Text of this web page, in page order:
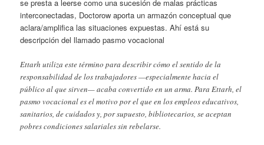
se presta a leerse como una sucesión de malas prácticas
interconectadas, Doctorow aporta un armazón conceptual que
aclara/amplifica las situaciones expuestas. Ahí está su
descripción del llamado pasmo vocacional
Ettarh utiliza este término para describir cómo el sentido de la
responsabilidad de los trabajadores —especialmente hacia el
público al que sirven— acaba convertido en un arma. Para Ettarh, el
pasmo vocacional es el motivo por el que en los empleos educativos,
sanitarios, de cuidados y, por supuesto, bibliotecarios, se aceptan
pobres condiciones salariales sin rebelarse.